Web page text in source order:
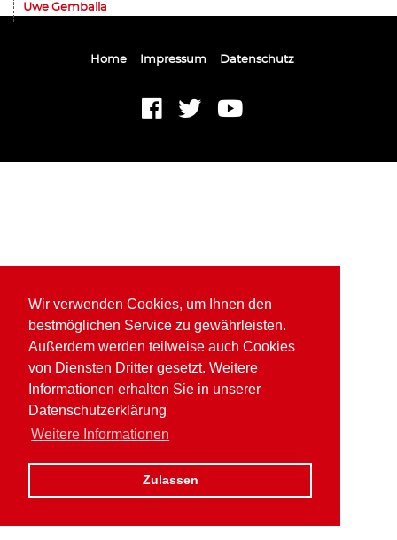
Wir verwenden Cookies, um Ihnen den
bestmöglichen Service zu gewährleisten.
Außerdem werden teilweise auch Cookies
von Diensten Dritter gesetzt. Weitere
Informationen erhalten Sie in unserer
Datenschutzerklärung
Weitere Informationen
Zulassen
Uwe Gemballa
Home Impressum Datenschutz